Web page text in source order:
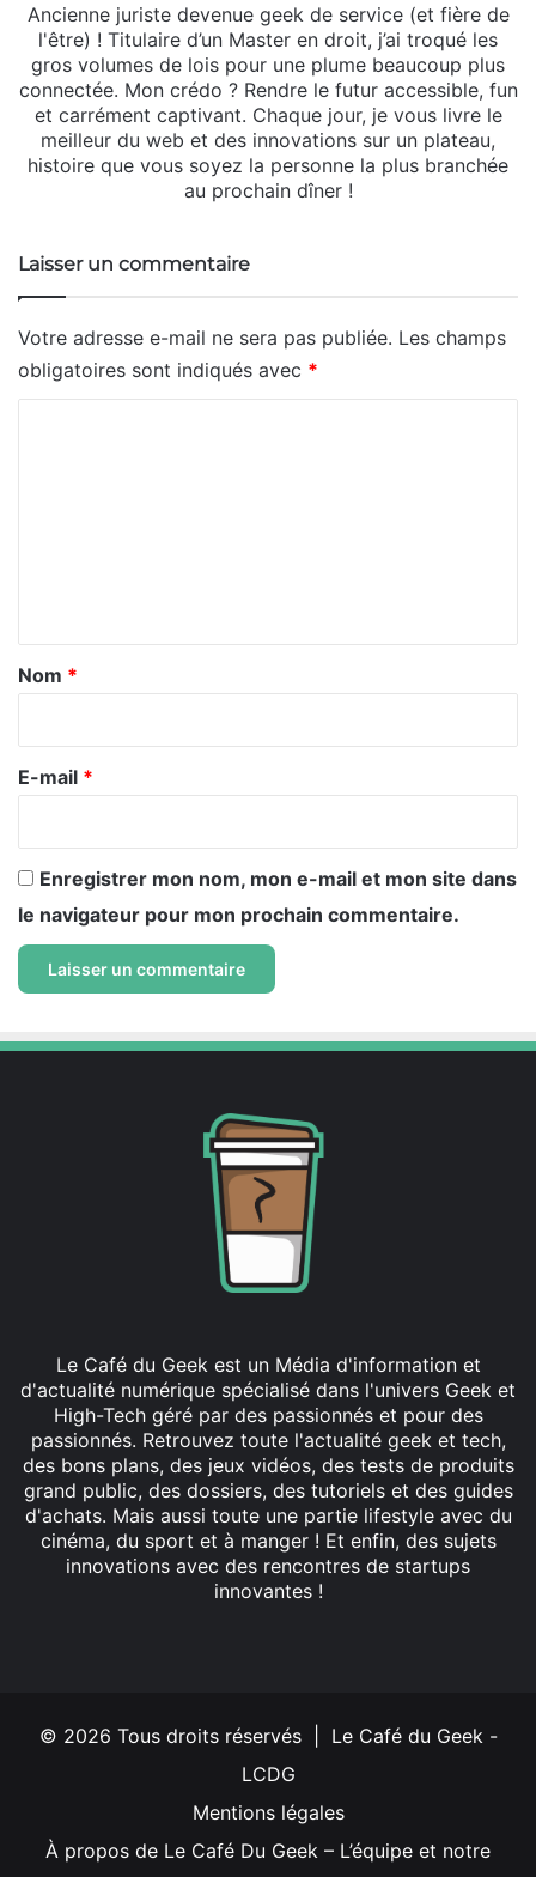
Ancienne juriste devenue geek de service (et fière de
l'être) ! Titulaire d’un Master en droit, j’ai troqué les
gros volumes de lois pour une plume beaucoup plus
connectée. Mon crédo ? Rendre le futur accessible, fun
et carrément captivant. Chaque jour, je vous livre le
meilleur du web et des innovations sur un plateau,
histoire que vous soyez la personne la plus branchée
au prochain dîner !
Laisser un commentaire
Votre adresse e-mail ne sera pas publiée. Les champs
obligatoires sont indiqués avec *
a
e
Nom *
E-mail *
Enregistrer mon nom, mon e-mail et mon site dans
le navigateur pour mon prochain commentaire.
Le Café du Geek est un Média d'information et
d'actualité numérique spécialisé dans l'univers Geek et
High-Tech géré par des passionnés et pour des
passionnés. Retrouvez toute l'actualité geek et tech,
des bons plans, des jeux vidéos, des tests de produits
grand public, des dossiers, des tutoriels et des guides
d'achats. Mais aussi toute une partie lifestyle avec du
cinéma, du sport et à manger ! Et enfin, des sujets
innovations avec des rencontres de startups
innovantes !
© 2026 Tous droits réservés | Le Café du Geek -
LCDG
Mentions légales
À propos de Le Café Du Geek – L’équipe et notre